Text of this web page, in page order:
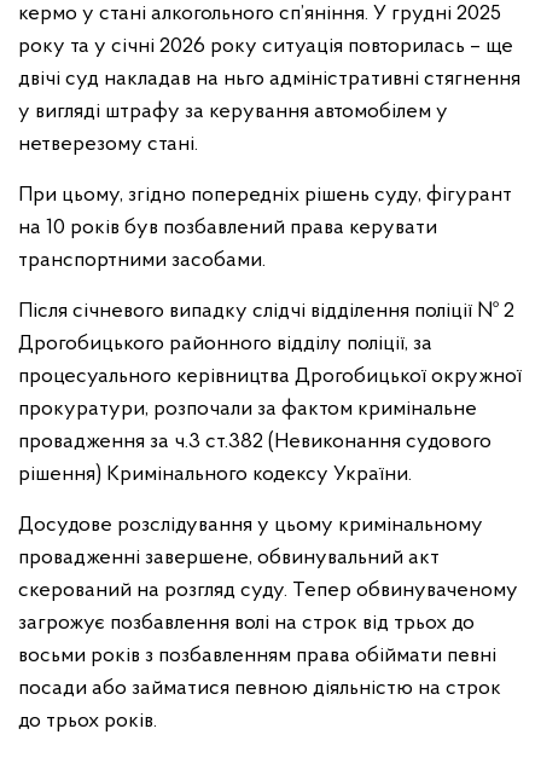
кермо у стані алкогольного сп’яніння. У грудні 2025
року та у січні 2026 року ситуація повторилась – ще
двічі суд накладав на ньго адміністративні стягнення
у вигляді штрафу за керування автомобілем у
нетверезому стані.
При цьому, згідно попередніх рішень суду, фігурант
на 10 років був позбавлений права керувати
транспортними засобами.
Після січневого випадку слідчі відділення поліції № 2
Дрогобицького районного відділу поліції, за
процесуального керівництва Дрогобицької окружної
прокуратури, розпочали за фактом кримінальне
провадження за ч.3 ст.382 (Невиконання судового
рішення) Кримінального кодексу України.
Досудове розслідування у цьому кримінальному
провадженні завершене, обвинувальний акт
скерований на розгляд суду. Тепер обвинуваченому
загрожує позбавлення волі на строк від трьох до
восьми років з позбавленням права обіймати певні
посади або займатися певною діяльністю на строк
до трьох років.